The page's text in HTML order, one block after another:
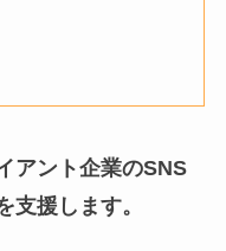
アント企業のSNS
支援します。